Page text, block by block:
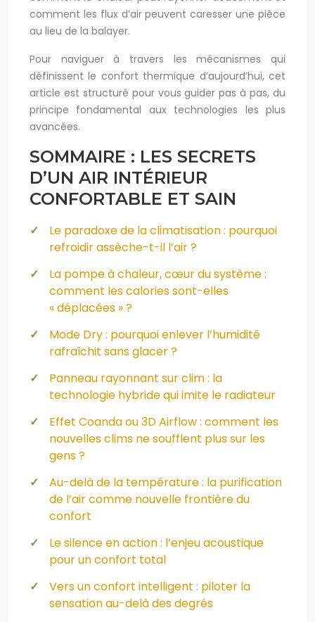
comment les flux d’air peuvent caresser une pièce
au lieu de la balayer.
Pour naviguer à travers les mécanismes qui
définissent le confort thermique d’aujourd’hui, cet
article est structuré pour vous guider pas à pas, du
principe fondamental aux technologies les plus
avancées.
SOMMAIRE : LES SECRETS
D’UN AIR INTÉRIEUR
CONFORTABLE ET SAIN
Le paradoxe de la climatisation : pourquoi
refroidir assèche-t-il l’air ?
La pompe à chaleur, cœur du système :
comment les calories sont-elles
« déplacées » ?
Mode Dry : pourquoi enlever l’humidité
rafraîchit sans glacer ?
Panneau rayonnant sur clim : la
technologie hybride qui imite le radiateur
Effet Coanda ou 3D Airflow : comment les
nouvelles clims ne soufflent plus sur les
gens ?
Au-delà de la température : la purification
de l’air comme nouvelle frontière du
confort
Le silence en action : l’enjeu acoustique
pour un confort total
Vers un confort intelligent : piloter la
sensation au-delà des degrés